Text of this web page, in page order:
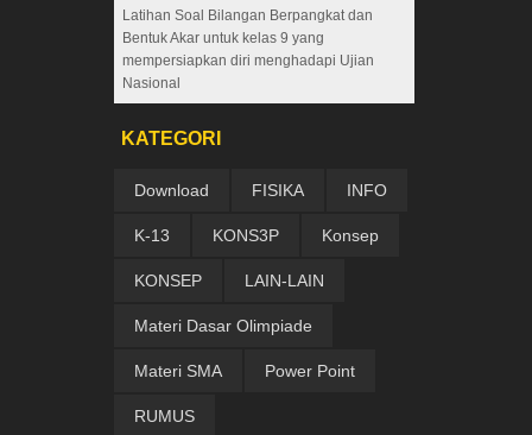
Latihan Soal Bilangan Berpangkat dan
Bentuk Akar untuk kelas 9 yang
mempersiapkan diri menghadapi Ujian
Nasional
KATEGORI
Download FISIKA INFO
K-13 KONS3P Konsep
KONSEP LAIN-LAIN
Materi Dasar Olimpiade
Materi SMA Power Point
RUMUS